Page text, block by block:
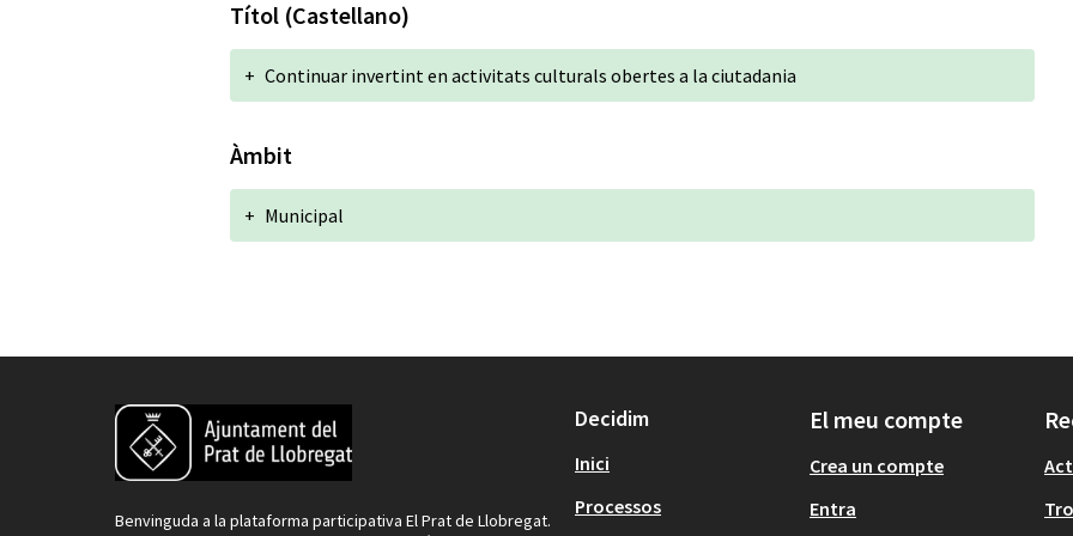
Títol (Castellano)
+ Continuar invertint en activitats culturals obertes a la ciutadania
Àmbit
+ Municipal
Benvinguda a la plataforma participativa El Prat de Llobregat.
Decidim
Inici
Processos
El meu compte
Crea un compte
Entra